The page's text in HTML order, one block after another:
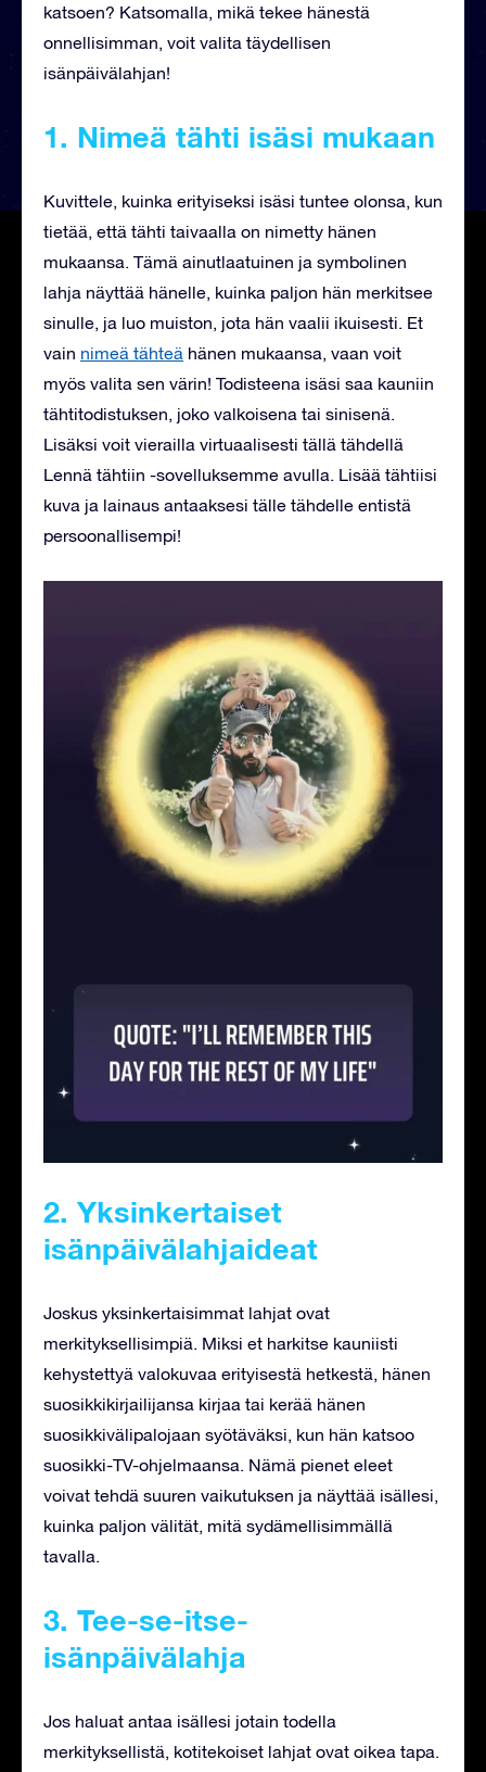
katsoen? Katsomalla, mikä tekee hänestä
onnellisimman, voit valita täydellisen
isänpäivälahjan!
1. Nimeä tähti isäsi mukaan
Kuvittele, kuinka erityiseksi isäsi tuntee olonsa, kun
tietää, että tähti taivaalla on nimetty hänen
mukaansa. Tämä ainutlaatuinen ja symbolinen
lahja näyttää hänelle, kuinka paljon hän merkitsee
sinulle, ja luo muiston, jota hän vaalii ikuisesti. Et
vain nimeä tähteä hänen mukaansa, vaan voit
myös valita sen värin! Todisteena isäsi saa kauniin
tähtitodistuksen, joko valkoisena tai sinisenä.
Lisäksi voit vierailla virtuaalisesti tällä tähdellä
Lennä tähtiin -sovelluksemme avulla. Lisää tähtiisi
kuva ja lainaus antaaksesi tälle tähdelle entistä
persoonallisempi!
2. Yksinkertaiset
isänpäivälahjaideat
Joskus yksinkertaisimmat lahjat ovat
merkityksellisimpiä. Miksi et harkitse kauniisti
kehystettyä valokuvaa erityisestä hetkestä, hänen
suosikkikirjailijansa kirjaa tai kerää hänen
suosikkivälipalojaan syötäväksi, kun hän katsoo
suosikki-TV-ohjelmaansa. Nämä pienet eleet
voivat tehdä suuren vaikutuksen ja näyttää isällesi,
kuinka paljon välität, mitä sydämellisimmällä
tavalla.
3. Tee-se-itse-
isänpäivälahja
Jos haluat antaa isällesi jotain todella
merkityksellistä, kotitekoiset lahjat ovat oikea tapa.